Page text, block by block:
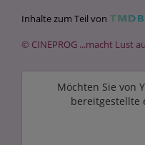
Inhalte zum Teil von
© CINEPROG ...macht Lust
Möchten Sie von
bereitgestellte